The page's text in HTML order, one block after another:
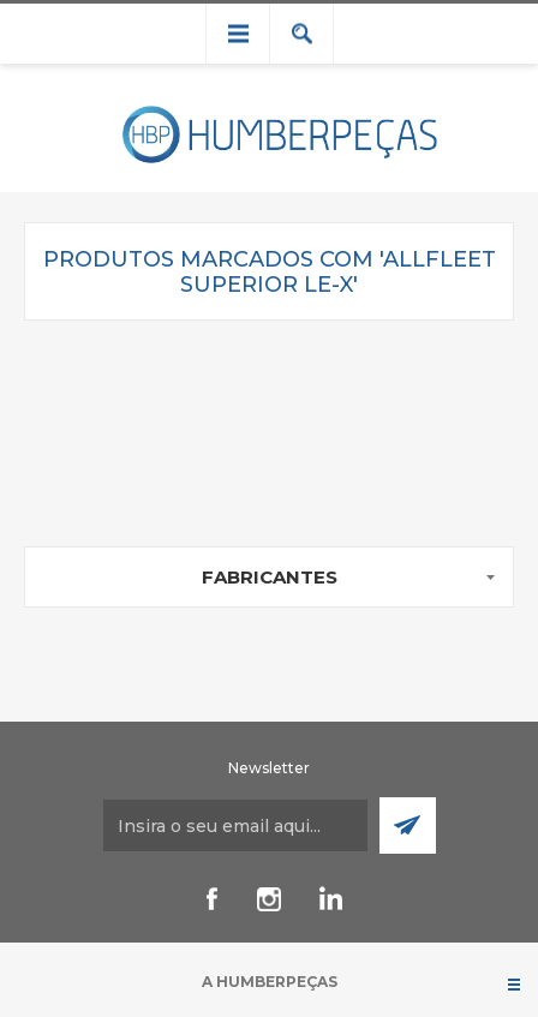
PRODUTOS MARCADOS COM 'ALLFLEET
SUPERIOR LE-X'
FABRICANTES
Newsletter
A HUMBERPEÇAS